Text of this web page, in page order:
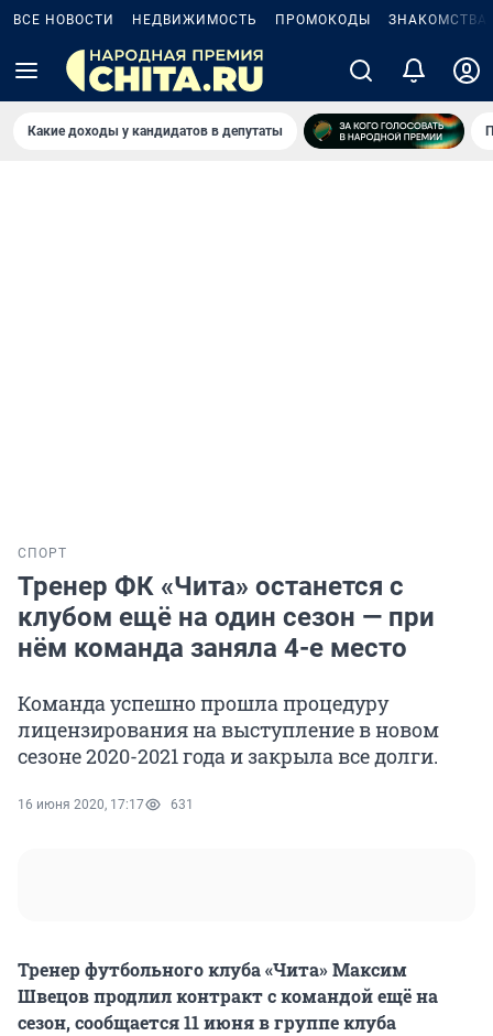
ВСЕ НОВОСТИ НЕДВИЖИМОСТЬ ПРОМОКОДЫ ЗНАКОМСТВА
Какие доходы у кандидатов в депутаты
СПОРТ
Тренер ФК «Чита» останется с
клубом ещё на один сезон — при
нём команда заняла 4-е место
Команда успешно прошла процедуру
лицензирования на выступление в новом
сезоне 2020-2021 года и закрыла все долги.
16 июня 2020, 17:17 631
Тренер футбольного клуба «Чита» Максим
Швецов продлил контракт с командой ещё на
сезон, сообщается 11 июня в группе клуба